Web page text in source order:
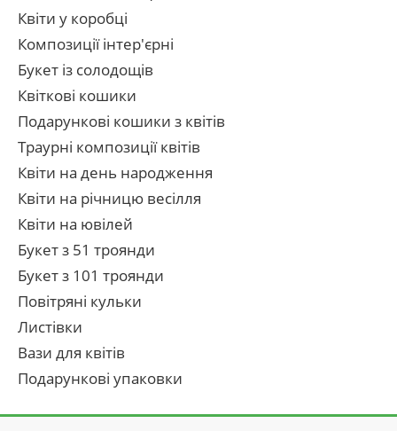
Квіти у коробці
Композиції інтер'єрні
Букет із солодощів
Квіткові кошики
Подарункові кошики з квітів
Траурні композиції квітів
Квіти на день народження
Квіти на річницю весілля
Квіти на ювілей
Букет з 51 троянди
Букет з 101 троянди
Повітряні кульки
Листівки
Вази для квітів
Подарункові упаковки